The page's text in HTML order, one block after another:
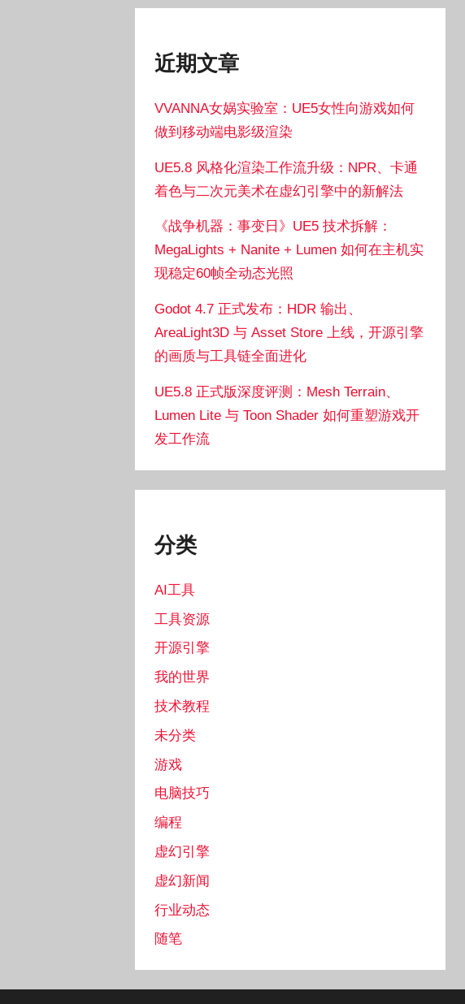
近期文章
VVANNA女娲实验室：UE5女性向游戏如何
做到移动端电影级渲染
UE5.8 风格化渲染工作流升级：NPR、卡通
着色与二次元美术在虚幻引擎中的新解法
《战争机器：事变日》UE5 技术拆解：
MegaLights + Nanite + Lumen 如何在主机实
现稳定60帧全动态光照
Godot 4.7 正式发布：HDR 输出、
AreaLight3D 与 Asset Store 上线，开源引擎
的画质与工具链全面进化
UE5.8 正式版深度评测：Mesh Terrain、
Lumen Lite 与 Toon Shader 如何重塑游戏开
发工作流
分类
AI工具
工具资源
开源引擎
我的世界
技术教程
未分类
游戏
电脑技巧
编程
虚幻引擎
虚幻新闻
行业动态
随笔